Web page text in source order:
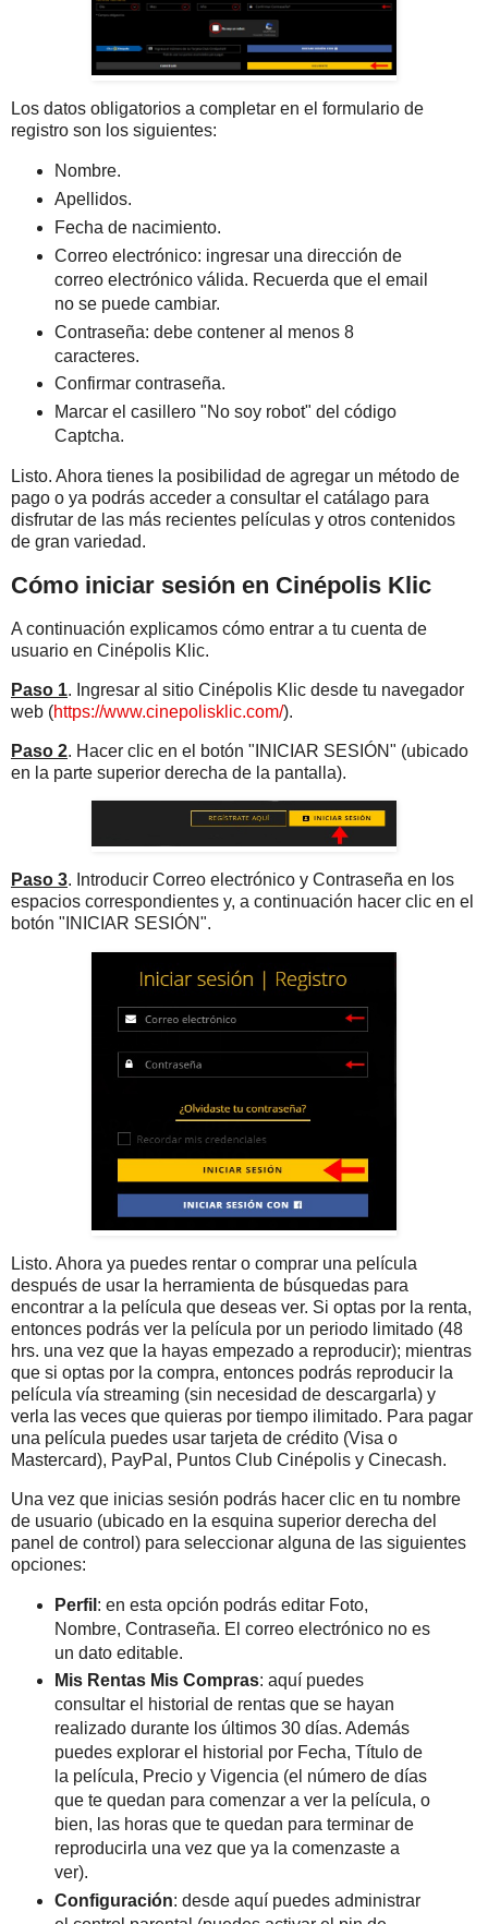
Los datos obligatorios a completar en el formulario de
registro son los siguientes:
Nombre.
Apellidos.
Fecha de nacimiento.
Correo electrónico: ingresar una dirección de
correo electrónico válida. Recuerda que el email
no se puede cambiar.
Contraseña: debe contener al menos 8
caracteres.
Confirmar contraseña.
Marcar el casillero "No soy robot" del código
Captcha.
Listo. Ahora tienes la posibilidad de agregar un método de
pago o ya podrás acceder a consultar el catálago para
disfrutar de las más recientes películas y otros contenidos
de gran variedad.
Cómo iniciar sesión en Cinépolis Klic
A continuación explicamos cómo entrar a tu cuenta de
usuario en Cinépolis Klic.
Paso 1. Ingresar al sitio Cinépolis Klic desde tu navegador
web (https://www.cinepolisklic.com/).
Paso 2. Hacer clic en el botón "INICIAR SESIÓN" (ubicado
en la parte superior derecha de la pantalla).
Paso 3. Introducir Correo electrónico y Contraseña en los
espacios correspondientes y, a continuación hacer clic en el
botón "INICIAR SESIÓN".
Listo. Ahora ya puedes rentar o comprar una película
después de usar la herramienta de búsquedas para
encontrar a la película que deseas ver. Si optas por la renta,
entonces podrás ver la película por un periodo limitado (48
hrs. una vez que la hayas empezado a reproducir); mientras
que si optas por la compra, entonces podrás reproducir la
película vía streaming (sin necesidad de descargarla) y
verla las veces que quieras por tiempo ilimitado. Para pagar
una película puedes usar tarjeta de crédito (Visa o
Mastercard), PayPal, Puntos Club Cinépolis y Cinecash.
Una vez que inicias sesión podrás hacer clic en tu nombre
de usuario (ubicado en la esquina superior derecha del
panel de control) para seleccionar alguna de las siguientes
opciones:
Perfil : en esta opción podrás editar Foto,
Nombre, Contraseña. El correo electrónico no es
un dato editable.
Mis Rentas Mis Compras: aquí puedes
consultar el historial de rentas que se hayan
realizado durante los últimos 30 días. Además
puedes explorar el historial por Fecha, Título de
la película, Precio y Vigencia (el número de días
que te quedan para comenzar a ver la película, o
bien, las horas que te quedan para terminar de
reproducirla una vez que ya la comenzaste a
ver).
Configuración: desde aquí puedes administrar